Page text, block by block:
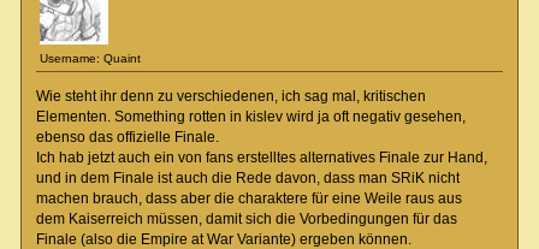
Username: Quaint
Wie steht ihr denn zu verschiedenen, ich sag mal, kritischen
Elementen. Something rotten in kislev wird ja oft negativ gesehen,
ebenso das offizielle Finale.
Ich hab jetzt auch ein von fans erstelltes alternatives Finale zur Hand,
und in dem Finale ist auch die Rede davon, dass man SRiK nicht
machen brauch, dass aber die charaktere für eine Weile raus aus
dem Kaiserreich müssen, damit sich die Vorbedingungen für das
Finale (also die Empire at War Variante) ergeben können.